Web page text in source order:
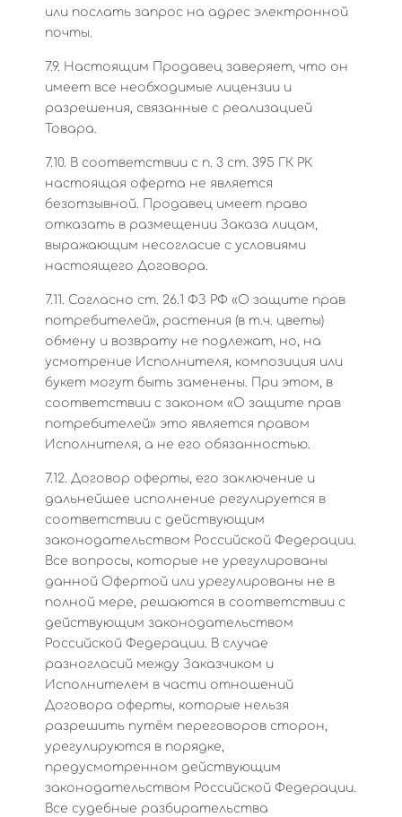
или послать запрос на адрес электронной
почты.
7.9. Настоящим Продавец заверяет, что он
имеет все необходимые лицензии и
разрешения, связанные с реализацией
Товара.
7.10. В соответствии с п. 3 ст. 395 ГК РК
настоящая оферта не является
безотзывной. Продавец имеет право
отказать в размещении Заказа лицам,
выражающим несогласие с условиями
настоящего Договора.
7.11. Согласно ст. 26.1 ФЗ РФ «О защите прав
потребителей», растения (в т.ч. цветы)
обмену и возврату не подлежат, но, на
усмотрение Исполнителя, композиция или
букет могут быть заменены. При этом, в
соответствии с законом «О защите прав
потребителей» это является правом
Исполнителя, а не его обязанностью.
7.12. Договор оферты, его заключение и
дальнейшее исполнение регулируется в
соответствии с действующим
законодательством Российской Федерации.
Все вопросы, которые не урегулированы
данной Офертой или урегулированы не в
полной мере, решаются в соответствии с
действующим законодательством
Российской Федерации. В случае
разногласий между Заказчиком и
Исполнителем в части отношений
Договора оферты, которые нельзя
разрешить путём переговоров сторон,
урегулируются в порядке,
предусмотренном действующим
законодательством Российской Федерации.
Все судебные разбирательства